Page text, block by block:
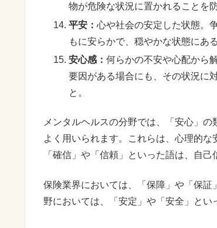
物が危険な状況に置かれることを
平安：心や社会の安定した状態。
もに安らかで、穏やかな状態にあ
安心感：何らかの不安や心配から
要因がある場合にも、その状況に
と。
メンタルヘルスの分野では、「安心」
よく用いられます。これらは、心理的な
「確信」や「信頼」といった語は、自
保険業界においては、「保障」や「保
野においては、「安定」や「安全」とい